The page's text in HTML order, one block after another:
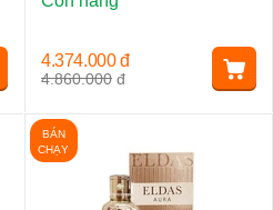
4.860.000 đ
4.374.000 đ
BÁN
CHẠY